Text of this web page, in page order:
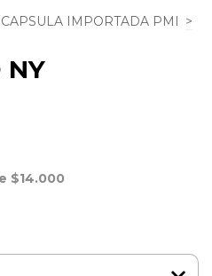
CAPSULA IMPORTADA PMI >
NY
$14.000